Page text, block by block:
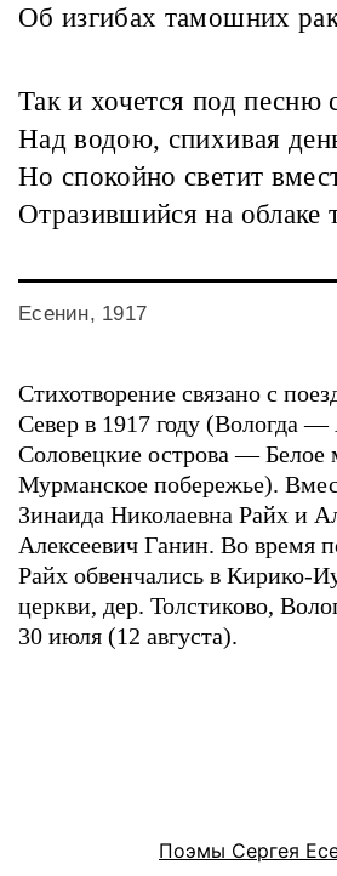
Об изгибах тамошних
Так и хочется под песню
Над водою, спихивая
Но спокойно светит
Отразившийся на облаке
Есенин, 1917
Стихотворение связано с
Север в 1917 году (Вологда
Соловецкие острова —
Мурманское побережье).
Зинаида Николаевна Райх и
Алексеевич Ганин. Во время
Райх обвенчались в Кирико-
церкви, дер. Толстиково,
30 июля (12 августа).
Поэмы Сергея